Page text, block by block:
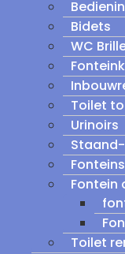
Bidets
WC
Toilet
Urinoirs
Fontein
Toilet